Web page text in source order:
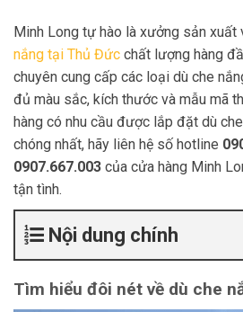
Minh Long tự hào là xưởng sản xuất
nắng tại Thủ Đức chất lượng hàng
chuyên cung cấp các loại dù che
đủ màu sắc, kích thước và mẫu mã
hàng có nhu cầu được lắp đặt dù
chóng nhất, hãy liên hệ số hotline
0907.667.003 của cửa hàng Minh
tận tình.
Nội dung chính
Tìm hiểu đôi nét về dù che